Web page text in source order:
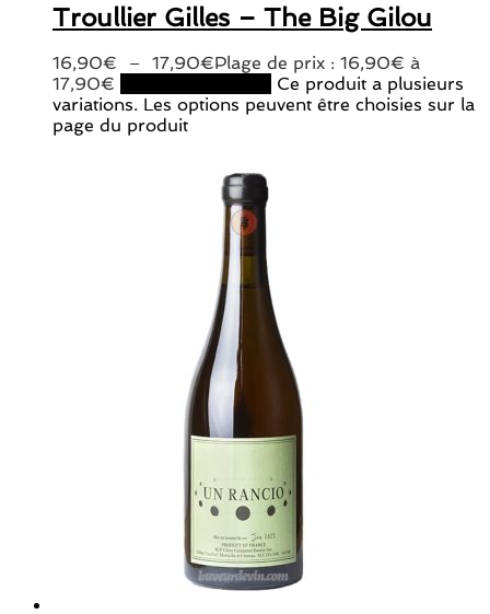
Troullier Gilles – The Big Gilou
16,90€ – 17,90€Plage de prix : 16,90€ à
17,90€
Ce produit a plusieurs
variations. Les options peuvent être choisies sur la
page du produit